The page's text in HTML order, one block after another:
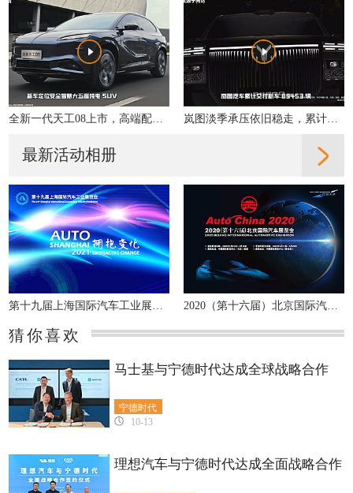
岚图淡季承压依旧稳走，累计交付同比增31%
最新活动相册
2020（第十六届）北京国际汽车展览会
猜你喜欢
宁德时代
马士基与宁德时代达成全球战略合作
10-13
理想汽车与宁德时代达成全面战略合作